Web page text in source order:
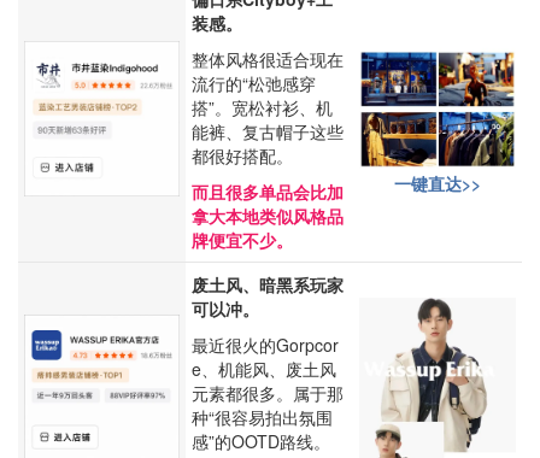
装感。
整体风格很适合现在
流行的“松弛感穿
搭”。宽松衬衫、机
能裤、复古帽子这些
都很好搭配。
而且很多单品会比加
拿大本地类似风格品
牌便宜不少。
一键直达>>
废土风、暗黑系玩家
可以冲。
最近很火的Gorpcor
e、机能风、废土风
元素都很多。属于那
种“很容易拍出氛围
感”的OOTD路线。